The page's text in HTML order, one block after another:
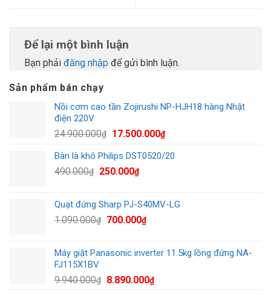
Sản phẩm bán chạy
Nồi cơm cao tần Zojirushi NP-HJH18 hàng Nhật
điện 220V
24.900.000₫
Giá
là:
24.900.000₫.
17.500.000₫Giá
tại
Bàn là khô Philips DST0520/20
490.000₫
Giá
490.000₫.
250.000₫Giá
là:
250.000₫.
Quạt đứng Sharp PJ-S40MV-LG
1.090.000₫
Giá
1.090.000₫.
700.000₫Giá
là:
Máy giặt Panasonic inverter 11.5kg lồng đứng NA-
FJ115X1BV
9.940.000₫
Giá
8.890.000₫Giá
Để lại một bình luận
Bạn phải đăng nhập để gửi bình luận.